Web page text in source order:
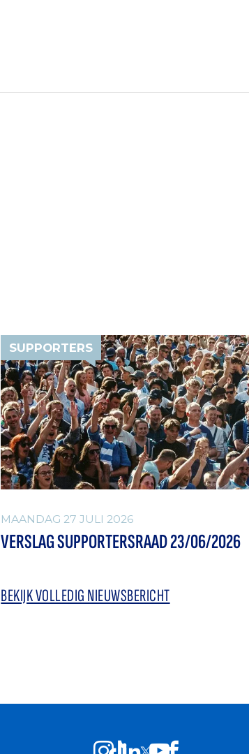
SUPPORTERS
MAANDAG 27 JULI 2026
VERSLAG SUPPORTERSRAAD 23/06/2026
BEKIJK VOLLEDIG NIEUWSBERICHT